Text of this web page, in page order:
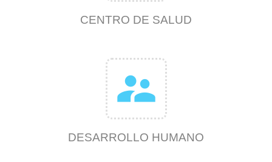
CENTRO DE SALUD
supervisor_account
DESARROLLO HUMANO